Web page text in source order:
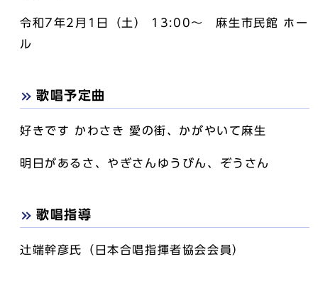
令和7年2月1日（土） 13:00～ 麻生市民館 ホー
ル
歌唱予定曲
好きです かわさき 愛の街、かがやいて麻生
明日があるさ、やぎさんゆうびん、ぞうさん
歌唱指導
辻端幹彦氏（日本合唱指揮者協会会員）